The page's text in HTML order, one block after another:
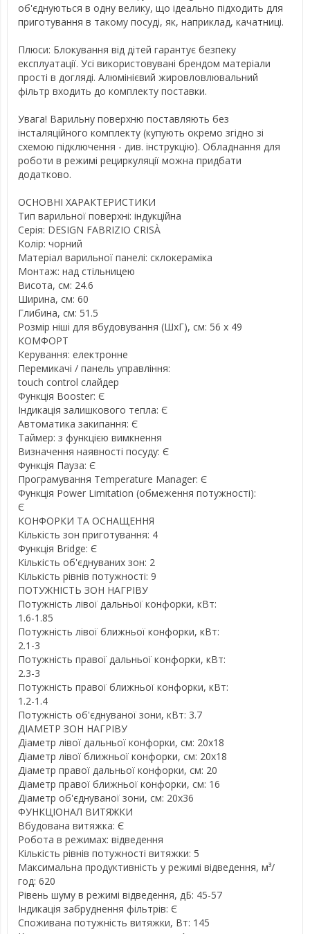
об'єднуються в одну велику, що ідеально підходить для
приготування в такому посуді, як, наприклад, качатниці.
Плюси: Блокування від дітей гарантує безпеку
експлуатації. Усі використовувані брендом матеріали
прості в догляді. Алюмінієвий жировловлювальний
фільтр входить до комплекту поставки.
Увага! Варильну поверхню поставляють без
інсталяційного комплекту (купують окремо згідно зі
схемою підключення - див. інструкцію). Обладнання для
роботи в режимі рециркуляції можна придбати
додатково.
ОСНОВНІ ХАРАКТЕРИСТИКИ
Тип варильної поверхні: індукційна
Серія: DESIGN FABRIZIO CRISÀ
Колір: чорний
Матеріал варильної панелі: склокераміка
Монтаж: над стільницею
Висота, см: 24.6
Ширина, см: 60
Глибина, см: 51.5
Розмір ніші для вбудовування (ШхГ), см: 56 х 49
КОМФОРТ
Керування: електронне
Перемикачі / панель управління:
touch control слайдер
Функція Booster: Є
Індикація залишкового тепла: Є
Автоматика закипання: Є
Таймер: з функцією вимкнення
Визначення наявності посуду: Є
Функція Пауза: Є
Програмування Temperature Manager: Є
Функція Power Limitation (обмеження потужності):
Є
КОНФОРКИ ТА ОСНАЩЕННЯ
Кількість зон приготування: 4
Функція Bridge: Є
Кількість об'єднуваних зон: 2
Кількість рівнів потужності: 9
ПОТУЖНІСТЬ ЗОН НАГРІВУ
Потужність лівої дальньої конфорки, кВт:
1.6-1.85
Потужність лівої ближньої конфорки, кВт:
2.1-3
Потужність правої дальньої конфорки, кВт:
2.3-3
Потужність правої ближньої конфорки, кВт:
1.2-1.4
Потужність об'єднуваної зони, кВт: 3.7
ДІАМЕТР ЗОН НАГРІВУ
Діаметр лівої дальньої конфорки, см: 20х18
Діаметр лівої ближньої конфорки, см: 20х18
Діаметр правої дальньої конфорки, см: 20
Діаметр правої ближньої конфорки, см: 16
Діаметр об'єднуваної зони, см: 20х36
ФУНКЦІОНАЛ ВИТЯЖКИ
Вбудована витяжка: Є
Робота в режимах: відведення
Кількість рівнів потужності витяжки: 5
Максимальна продуктивність у режимі відведення, м³/
год: 620
Рівень шуму в режимі відведення, дБ: 45-57
Індикація забруднення фільтрів: Є
Споживана потужність витяжки, Вт: 145